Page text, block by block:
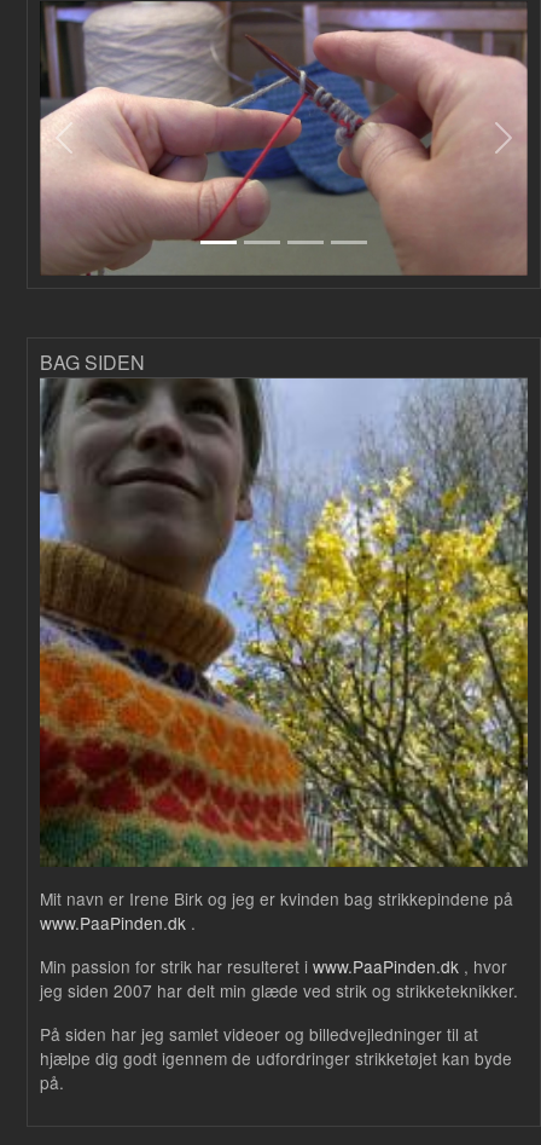
Forrige
BAG SIDEN
Mit navn er Irene Birk og jeg er kvinden bag strikkepindene på
www.PaaPinden.dk .
Min passion for strik har resulteret i www.PaaPinden.dk , hvor
jeg siden 2007 har delt min glæde ved strik og strikketeknikker.
På siden har jeg samlet videoer og billedvejledninger til at
hjælpe dig godt igennem de udfordringer strikketøjet kan byde
på.